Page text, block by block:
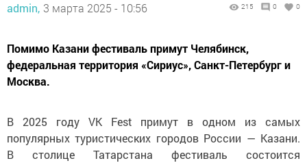
admin, 3 марта 2025 - 10:56 215 0 0
Помимо Казани фестиваль примут Челябинск,
федеральная территория «Сириус», Санкт-Петербург и
Москва.
В 2025 году VK Fest примут в одном из самых
популярных туристических городов России — Казани.
В столице Татарстана фестиваль состоится